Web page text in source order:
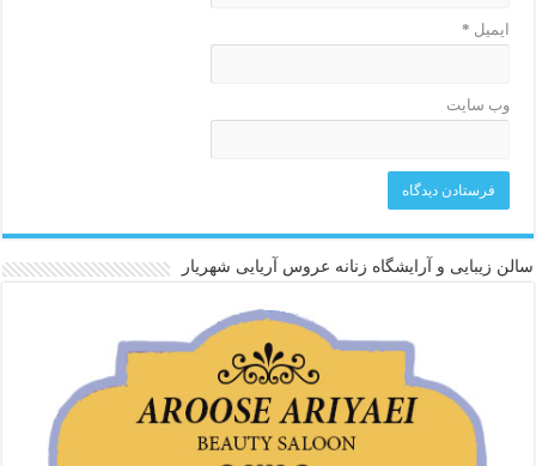
ایمیل *
وب‌ سایت
سالن زیبایی و آرایشگاه زنانه عروس آریایی شهریار